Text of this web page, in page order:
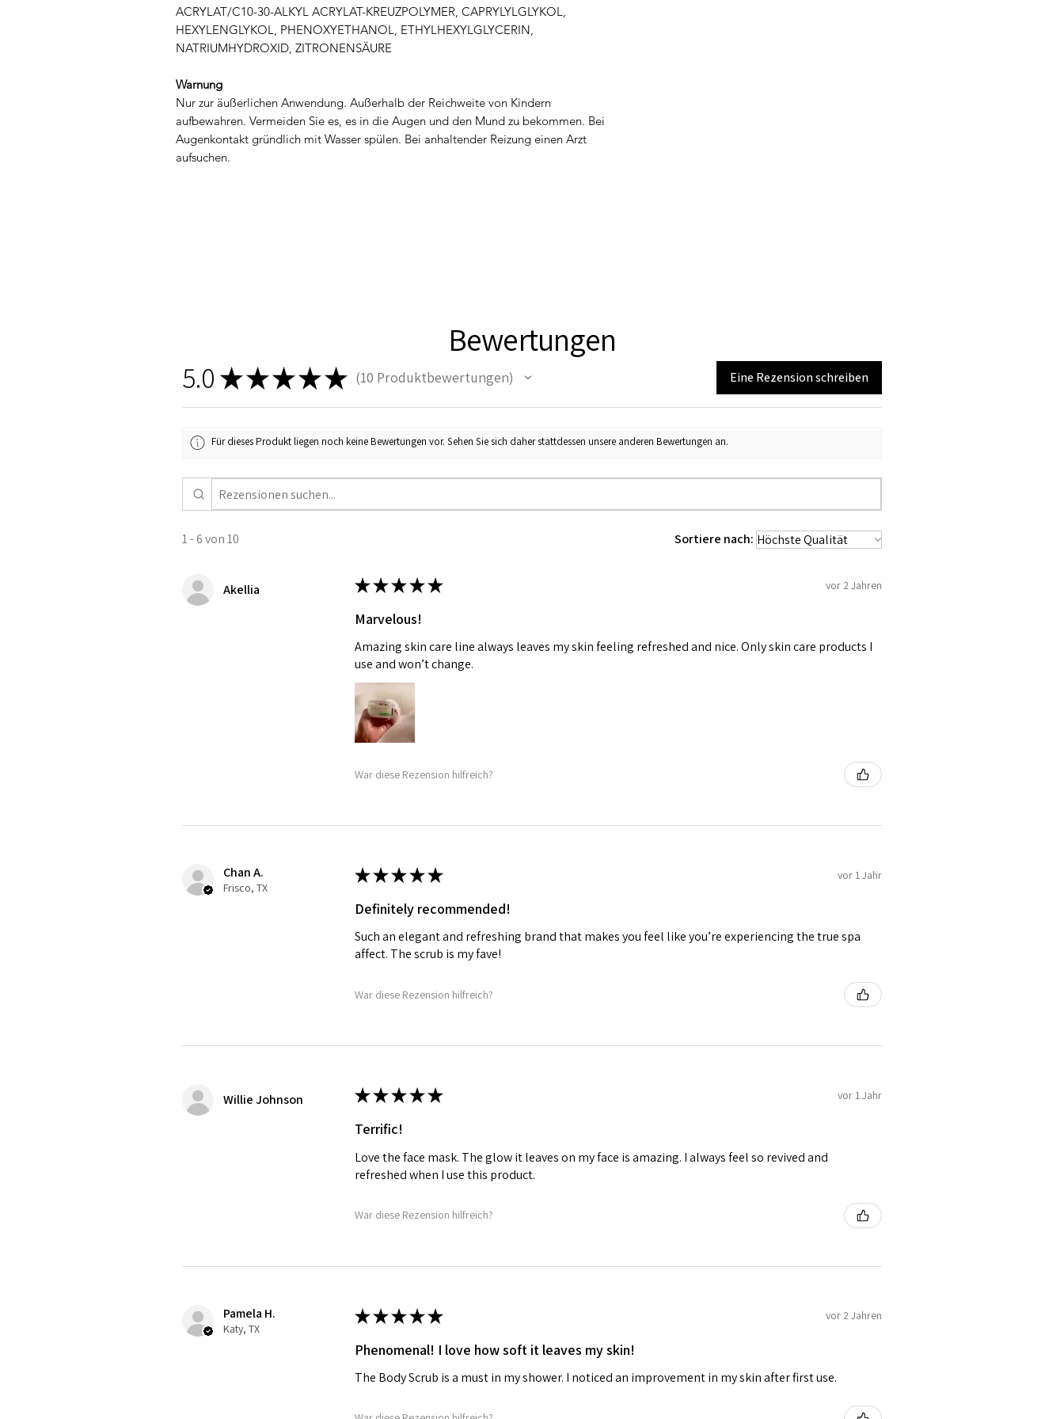
ACRYLAT/C10-30-ALKYL ACRYLAT-KREUZPOLYMER, CAPRYLYLGLYKOL,
HEXYLENGLYKOL, PHENOXYETHANOL, ETHYLHEXYLGLYCERIN,
NATRIUMHYDROXID, ZITRONENSÄURE
Warnung
Nur zur äußerlichen Anwendung. Außerhalb der Reichweite von Kindern
aufbewahren. Vermeiden Sie es, es in die Augen und den Mund zu bekommen. Bei
Augenkontakt gründlich mit Wasser spülen. Bei anhaltender Reizung einen Arzt
aufsuchen.
Bewertungen
5.0 ★★★★★ 10 Produktbewertungen
10 Eine Rezension schreiben
Für dieses Produkt liegen noch keine Bewertungen vor. Sehen Sie sich daher stattdessen unsere anderen Bewertungen an.
1 - 6 von 10 Sortiere nach:
Akellia ★★★★★ vor 2 Jahren
Marvelous!
Amazing skin care line always leaves my skin feeling refreshed and nice. Only skin care products I
use and won’t change.
War diese Rezension hilfreich?
Chan A.
Frisco, TX
★★★★★ vor 1 Jahr
Definitely recommended!
Such an elegant and refreshing brand that makes you feel like you’re experiencing the true spa
affect. The scrub is my fave!
War diese Rezension hilfreich?
Willie Johnson ★★★★★ vor 1 Jahr
Terrific!
Love the face mask. The glow it leaves on my face is amazing. I always feel so revived and
refreshed when I use this product.
War diese Rezension hilfreich?
Pamela H.
Katy, TX
★★★★★ vor 2 Jahren
Phenomenal! I love how soft it leaves my skin!
The Body Scrub is a must in my shower. I noticed an improvement in my skin after first use.